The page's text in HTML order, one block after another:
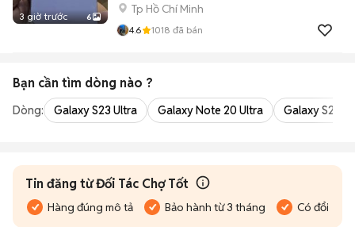
3 giờ trước 6
Tp Hồ Chí Minh
4.6 1018 đã bán
Bạn cần tìm dòng nào ?
Dòng: Galaxy S23 Ultra Galaxy Note 20 Ultra Galaxy S24
Tin đăng từ Đối Tác Chợ Tốt
Hàng đúng mô tả Bảo hành từ 3 tháng Có đổi trả